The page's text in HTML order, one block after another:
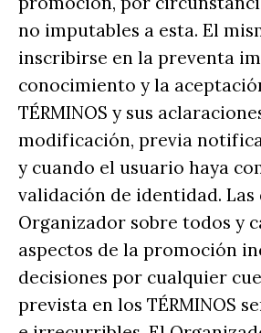
no imputables a esta. El
inscribirse en la preventa
conocimiento y la
TÉRMINOS y sus
modificación, previa
y cuando el usuario haya
validación de identidad. Las
Organizador sobre todos y
aspectos de la promoción
decisiones por cualquier
prevista en los TÉRMINOS